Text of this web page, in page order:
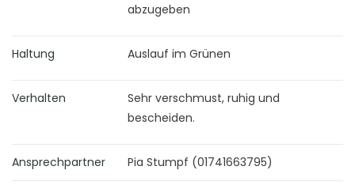
abzugeben
Haltung Auslauf im Grünen
Verhalten
Sehr verschmust, ruhig und
bescheiden.
Ansprechpartner Pia Stumpf (01741663795)